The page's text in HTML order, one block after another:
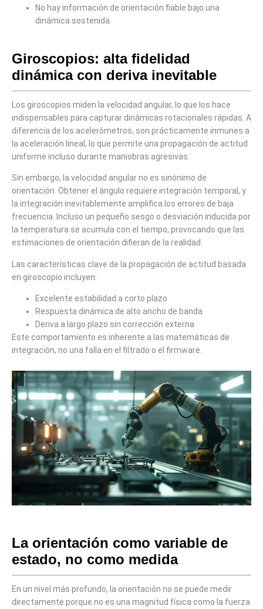
No hay información de orientación fiable bajo una
dinámica sostenida
Giroscopios: alta fidelidad
dinámica con deriva inevitable
Los giroscopios miden la velocidad angular, lo que los hace
indispensables para capturar dinámicas rotacionales rápidas. A
diferencia de los acelerómetros, son prácticamente inmunes a
la aceleración lineal, lo que permite una propagación de actitud
uniforme incluso durante maniobras agresivas.
Sin embargo, la velocidad angular no es sinónimo de
orientación. Obtener el ángulo requiere integración temporal, y
la integración inevitablemente amplifica los errores de baja
frecuencia. Incluso un pequeño sesgo o desviación inducida por
la temperatura se acumula con el tiempo, provocando que las
estimaciones de orientación difieran de la realidad.
Las características clave de la propagación de actitud basada
en giroscopio incluyen:
Excelente estabilidad a corto plazo
Respuesta dinámica de alto ancho de banda
Deriva a largo plazo sin corrección externa
Este comportamiento es inherente a las matemáticas de
integración, no una falla en el filtrado o el firmware.
La orientación como variable de
estado, no como medida
En un nivel más profundo, la orientación no se puede medir
directamente porque no es una magnitud física como la fuerza